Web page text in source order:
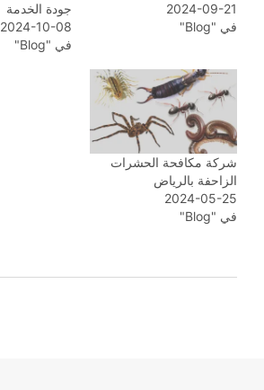
2024-09-21
في "Blog"
جودة الخدمة
2024-10-08
في "Blog"
شركة مكافحة الحشرات
الزاحفة بالرياض
2024-05-25
في "Blog"